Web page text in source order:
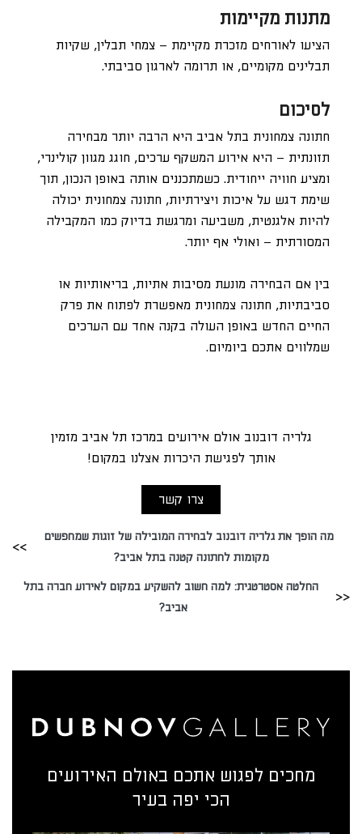
מתנות מקיימות
הציעו לאורחים מזכרת מקיימת – צמחי תבלין, שקיות
תבלינים מקומיים, או תרומה לארגון סביבתי.
לסיכום
חתונה צמחונית בתל אביב היא הרבה יותר מבחירה
תזונתית – היא אירוע המשקף ערכים, חוגג מגוון קולינרי,
ומציע חוויה ייחודית. כשמתכננים אותה באופן הנכון, תוך
שימת דגש על איכות ויצירתיות, חתונה צמחונית יכולה
להיות אלגנטית, משביעה ומרגשת בדיוק כמו המקבילה
המסורתית – ואולי אף יותר.
בין אם הבחירה מונעת מסיבות אתיות, בריאותיות או
סביבתיות, חתונה צמחונית מאפשרת לפתוח את פרק
החיים החדש באופן העולה בקנה אחד עם הערכים
שמלווים אתכם ביומיום.
גלריה דובנוב אולם אירועים במרכז תל אביב מזמין
אותך לפגישת היכרות אצלנו במקום!
צרו קשר
מה הופך את גלריה דובנוב לבחירה המובילה של זוגות שמחפשים
מקומות לחתונה קטנה בתל אביב?
החלטה אסטרטגית: למה חשוב להשקיע במקום לאירוע חברה בתל
אביב?
מחכים לפגוש אתכם באולם האירועים
הכי יפה בעיר